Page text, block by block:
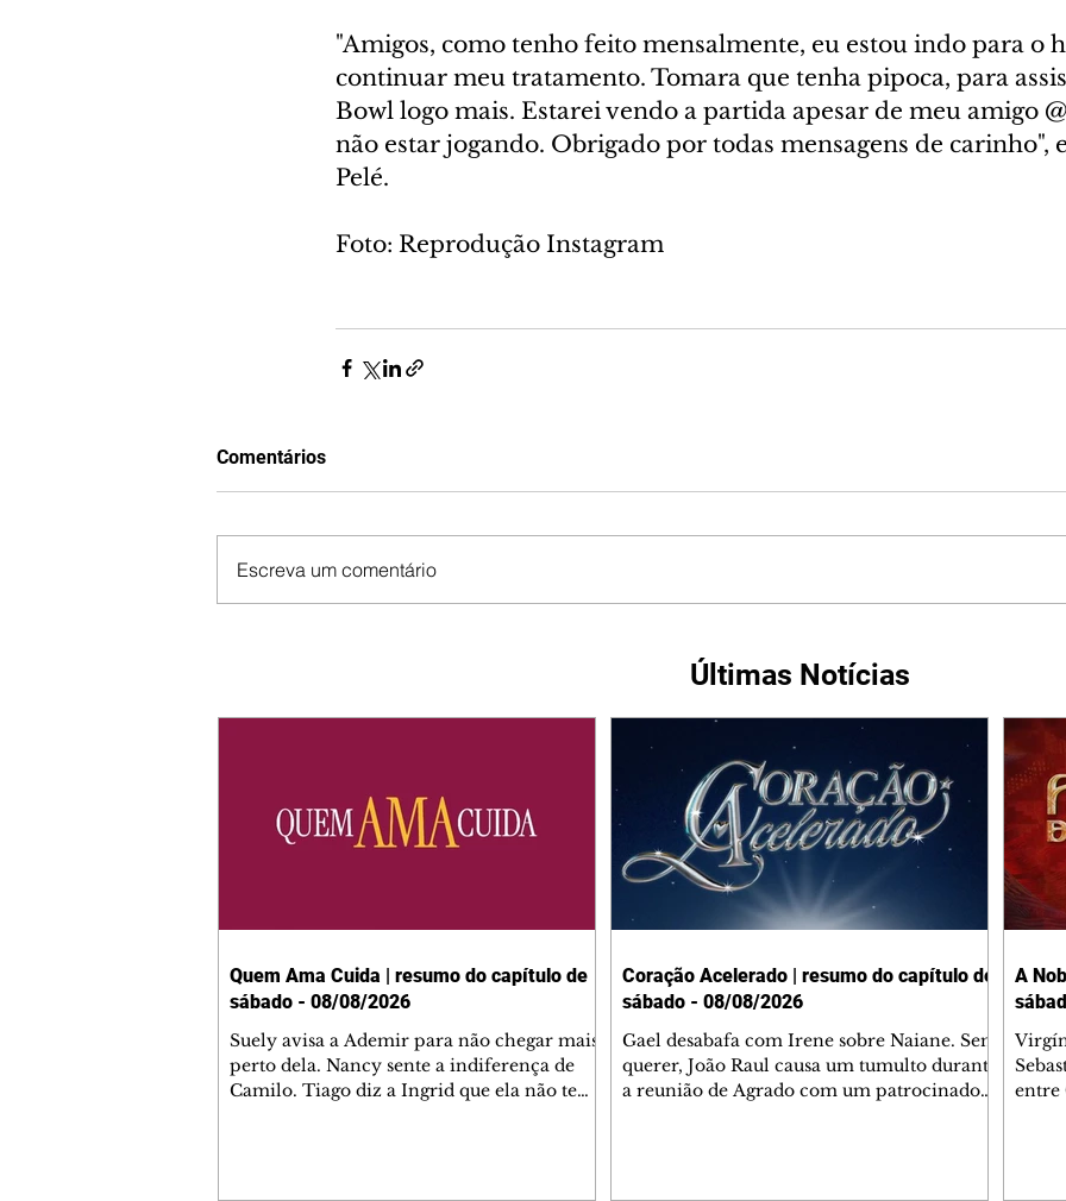
"Amigos, como tenho feito mensalmente, eu estou indo para o
continuar meu tratamento. Tomara que tenha pipoca, para
Bowl logo mais. Estarei vendo a partida apesar de meu amigo
não estar jogando. Obrigado por todas mensagens de carinho",
Pelé.
Foto: Reprodução Instagram
Comentários
Escreva um comentário
Últimas Notícias
Quem Ama Cuida | resumo do capítulo de
sábado - 08/08/2026
Suely avisa a Ademir para não chegar mais
perto dela. Nancy sente a indiferença de
Camilo. Tiago diz a Ingrid que ela não tem
Coração Acelerado | resumo do capítulo de
sábado - 08/08/2026
Gael desabafa com Irene sobre Naiane. Sem
querer, João Raul causa um tumulto durante
a reunião de Agrado com um patrocinador.
A
entre